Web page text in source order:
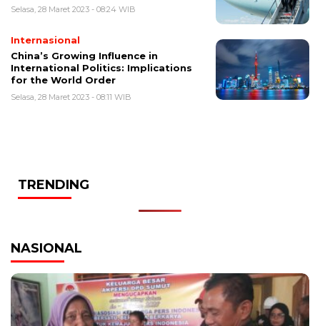
Selasa, 28 Maret 2023 - 08:24 WIB
Internasional
China’s Growing Influence in
International Politics: Implications
for the World Order
Selasa, 28 Maret 2023 - 08:11 WIB
TRENDING
NASIONAL